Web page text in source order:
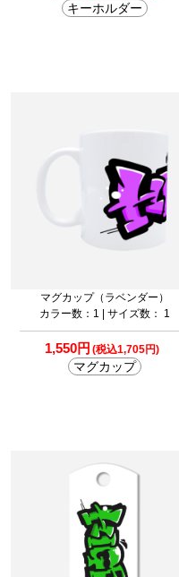
キーホルダー
マグカップ（ラベンダー）
カラー数：1 | サイズ数： 1
1,550円 (税込1,705円)
マグカップ